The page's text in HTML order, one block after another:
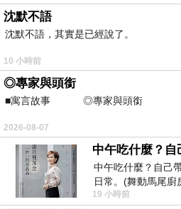
沈默不語
沈默不語，其實是已經說了。
10 小時前
◎專家與頭銜
■寓言故事 ◎專家與頭銜
⊕潘文良
之谷」裡——
2026-08-07
中午吃什麼？自己
日常。(舞動馬尾廚
當？麵？還是炒飯
19 小時前